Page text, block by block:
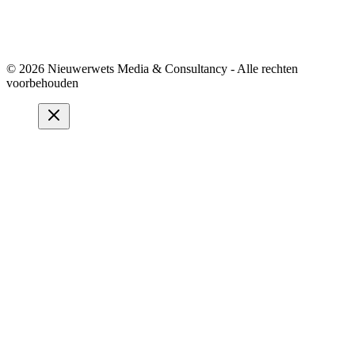
© 2026 Nieuwerwets Media & Consultancy - Alle rechten
voorbehouden